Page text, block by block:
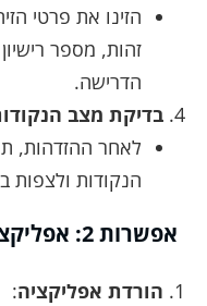
הזינו את פרטי
זהות, מספר
הדרישה.
בדיקת מצב
לאחר ההזדהות,
הנקודות ולצפות
אפשרות 2: אפליקציות ייעודיות
הורדת אפליקציה: